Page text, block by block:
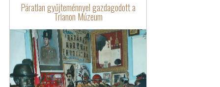
Páratlan gyűjteménnyel gazdagodott a
Trianon Múzeum